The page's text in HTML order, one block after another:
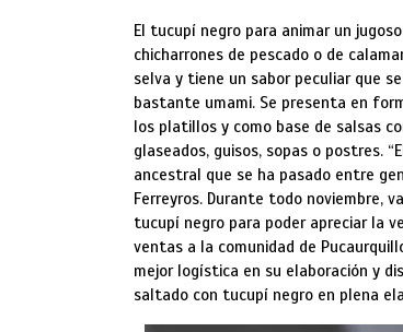
El tucupí negro para animar un
chicharrones de pescado o de
selva y tiene un sabor peculiar que
bastante umami. Se presenta en
los platillos y como base de salsas
glaseados, guisos, sopas o postres.
ancestral que se ha pasado entre
Ferreyros. Durante todo noviembre,
tucupí negro para poder apreciar la
ventas a la comunidad de
mejor logística en su elaboración y
saltado con tucupí negro en plena